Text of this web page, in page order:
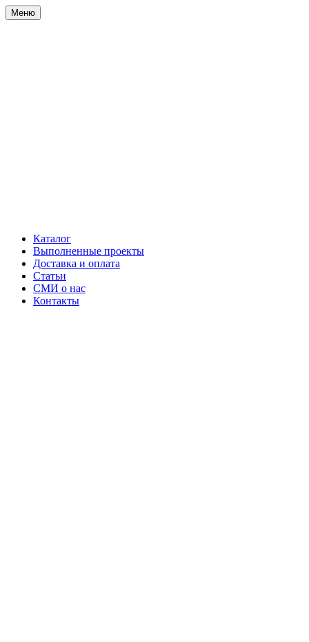
Меню
Каталог
Выполненные проекты
Доставка и оплата
Статьи
СМИ о нас
Контакты